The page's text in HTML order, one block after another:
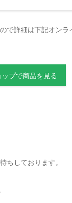
で詳細は下記オンラ
プで商品を見る
ちしております。